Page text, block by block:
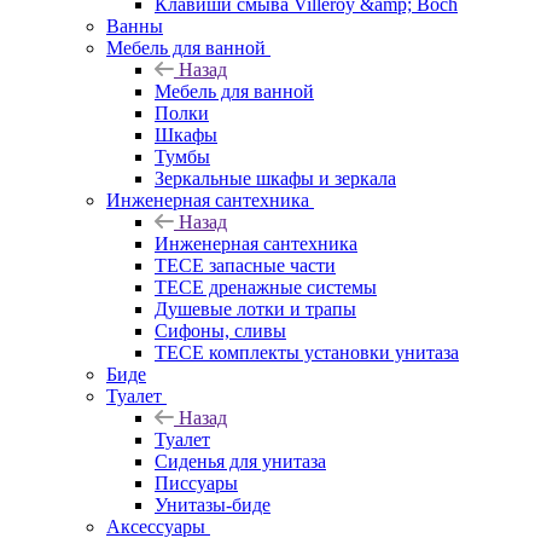
Клавиши смыва Villeroy &amp; Boch
Ванны
Мебель для ванной
Назад
Мебель для ванной
Полки
Шкафы
Тумбы
Зеркальные шкафы и зеркала
Инженерная сантехника
Назад
Инженерная сантехника
TECE запасные части
TECE дренажные системы
Душевые лотки и трапы
Сифоны, сливы
TECE комплекты установки унитаза
Биде
Туалет
Назад
Туалет
Сиденья для унитаза
Писсуары
Унитазы-биде
Аксессуары